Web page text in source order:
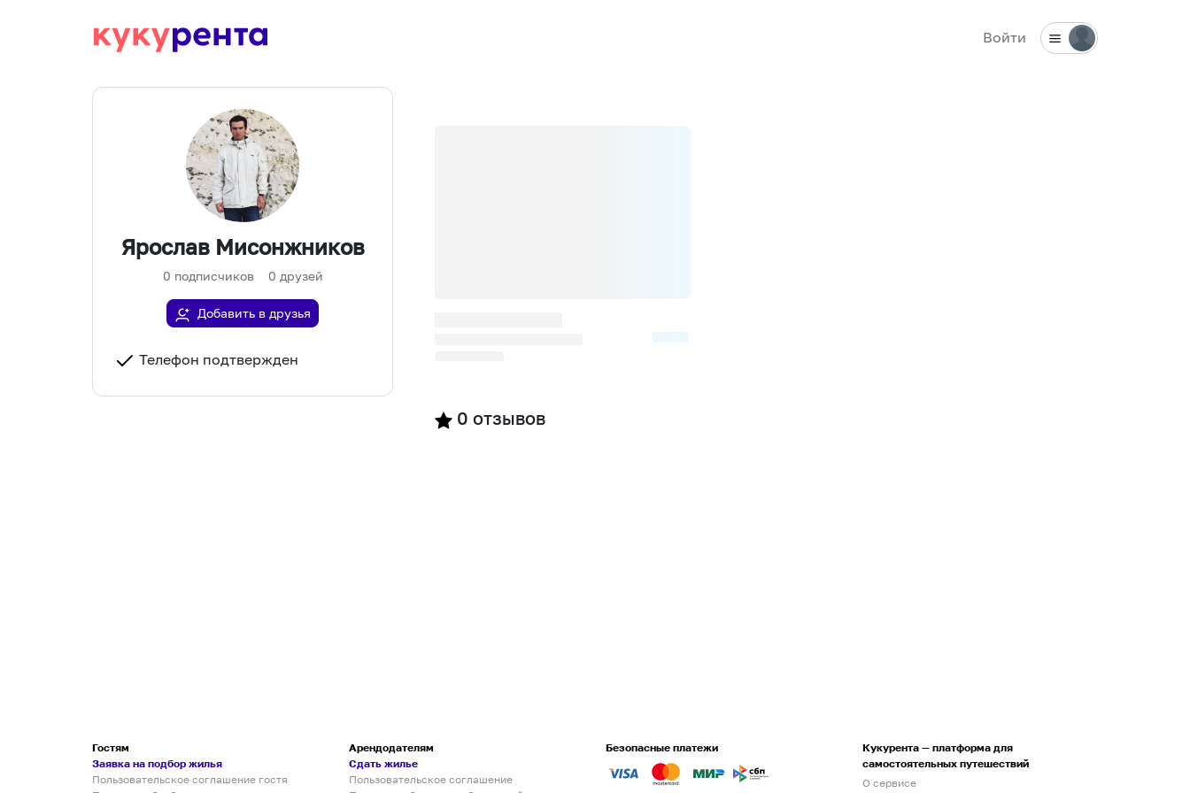
Войти
Ярослав Мисонжников
0 подписчиков 0 друзей
Добавить в друзья
Телефон подтвержден
0 отзывов
Гостям
Заявка на подбор жилья
Пользовательское соглашение гостя
Арендодателям
Сдать жилье
Пользовательское соглашение
Безопасные платежи
Кукурента — платформа для
самостоятельных путешествий
О сервисе